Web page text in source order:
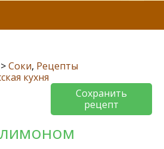
>Соки, Рецепты
кухня
Сохранить
рецепт